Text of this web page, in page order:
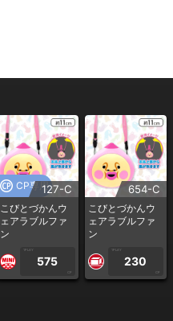
CP専用127-C
こびとづかんウ
ェアラブルファ
ン
1PLAY
575
CP
654-C
こびとづかんウ
ェアラブルファ
ン
1PLAY
230
CP